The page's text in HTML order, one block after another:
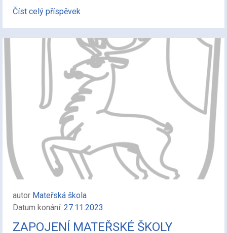
Číst celý příspěvek
autor Mateřská škola
Datum konání: 27.11.2023
ZAPOJENÍ MATEŘSKÉ ŠKOLY